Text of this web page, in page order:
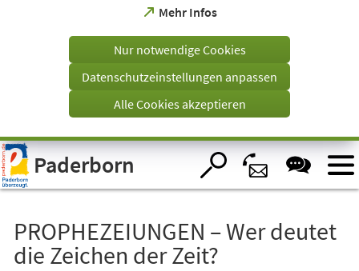
Visuelle
Assistenzsoftware
öffnen.
Mehr Infos
(Öffnet
einem
Tab)
Nur notwendige Cookies
Datenschutzeinstellungen anpassen
Alle Cookies akzeptieren
Paderborn
PROPHEZEIUNGEN – Wer deutet
die Zeichen der Zeit?